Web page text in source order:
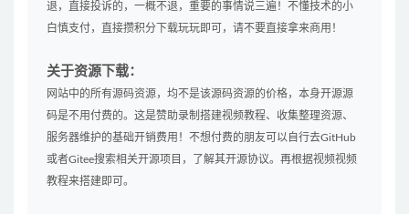
退，直接投诉的，一概不退，重要的事情说三遍！不懂技术的小
白慎支付，直接攒积分下载玩玩即可，请不要直接拿来商用！
关于资源下载：
网站中的所有源码资源，均不是该源码资源的价格，本身开源源
码是不用付费的。这是赞助录制搭建视频教程、收集整理资源、
服务器维护的基础开销费用！不想付费的朋友可以自行去GitHub
或者Gitee搜索相关开源项目，了解其开源协议。再根据视频视频
教程来搭建即可。